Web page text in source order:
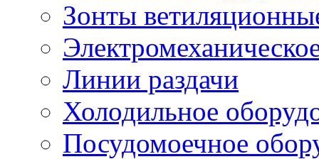
Зонты
Линии раздачи
Холодильное
Посудомоечное